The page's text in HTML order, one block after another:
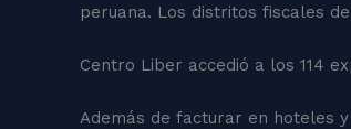
peruana. Los distritos fiscales
Centro Liber accedió a los 114
Además de facturar en hoteles